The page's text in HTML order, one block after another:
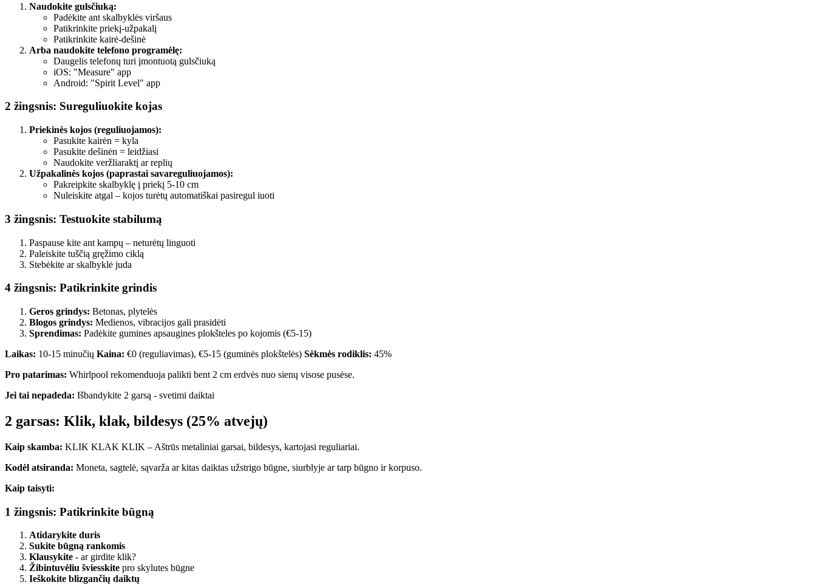
Naudokite gulsčiuką:
Padėkite ant skalbyklės viršaus
Patikrinkite priekį-užpakalį
Patikrinkite kairė-dešinė
Arba naudokite telefono programėlę:
Daugelis telefonų turi įmontuotą gulsčiuką
iOS: "Measure" app
Android: "Spirit Level" app
2 žingsnis: Sureguliuokite kojas
Priekinės kojos (reguliuojamos):
Pasukite kairėn = kyla
Pasukite dešinėn = leidžiasi
Naudokite veržliaraktį ar replių
Užpakalinės kojos (paprastai savareguliuojamos):
Pakreipkite skalbyklę į priekį 5-10 cm
Nuleiskite atgal – kojos turėtų automatiškai pasiregul iuoti
3 žingsnis: Testuokite stabilumą
Paspause kite ant kampų – neturėtų linguoti
Paleiskite tuščią gręžimo ciklą
Stebėkite ar skalbyklė juda
4 žingsnis: Patikrinkite grindis
Geros grindys: Betonas, plytelės
Blogos grindys: Medienos, vibracijos gali prasidėti
Sprendimas: Padėkite gumines apsaugines plokšteles po kojomis (€5-15)
Laikas: 10-15 minučių Kaina: €0 (reguliavimas), €5-15 (guminės plokštelės) Sėkmės rodiklis: 45%
Pro patarimas: Whirlpool rekomenduoja palikti bent 2 cm erdvės nuo sienų visose pusėse.
Jei tai nepadeda: Išbandykite 2 garsą - svetimi daiktai
2 garsas: Klik, klak, bildesys (25% atvejų)
Kaip skamba: KLIK KLAK KLIK – Aštrūs metaliniai garsai, bildesys, kartojasi reguliariai.
Kodėl atsiranda: Moneta, sagtelė, sąvarža ar kitas daiktas užstrigo būgne, siurblyje ar tarp būgno ir korpuso.
Kaip taisyti:
1 žingsnis: Patikrinkite būgną
Atidarykite duris
Sukite būgną rankomis
Klausykite - ar girdite klik?
Žibintuvėliu šviesskite pro skylutes būgne
Ieškokite blizgančių daiktų